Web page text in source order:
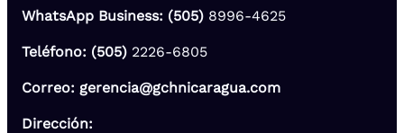
WhatsApp Business: (505) 8996-4625
Teléfono: (505) 2226-6805
Correo: gerencia@gchnicaragua.com
Dirección: